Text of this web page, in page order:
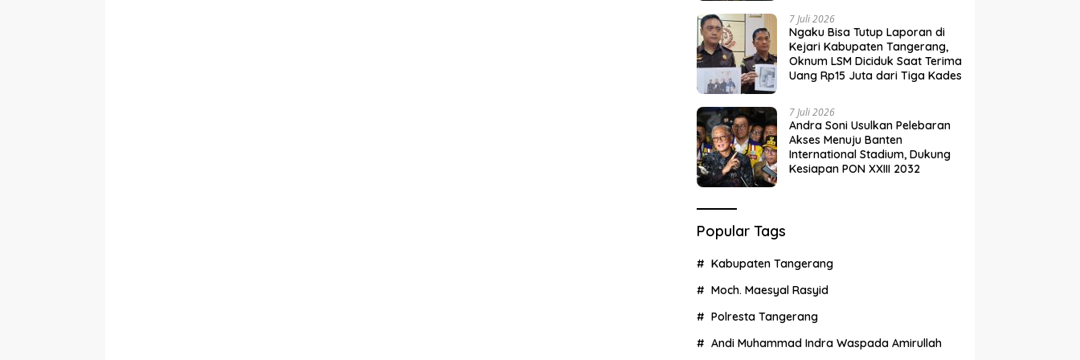
7 Juli 2026
Ngaku Bisa Tutup Laporan di
Kejari Kabupaten Tangerang,
Oknum LSM Diciduk Saat Terima
Uang Rp15 Juta dari Tiga Kades
7 Juli 2026
Andra Soni Usulkan Pelebaran
Akses Menuju Banten
International Stadium, Dukung
Kesiapan PON XXIII 2032
Popular Tags
Kabupaten Tangerang
Moch. Maesyal Rasyid
Polresta Tangerang
Andi Muhammad Indra Waspada Amirullah